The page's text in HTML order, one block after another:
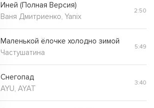
Иней (Полная Версия)
Ваня Дмитриенко, Yanix
2:50
Маленькой ёлочке холодно зимой
Частушатина
5:49
Снегопад
AYU, AYAT
3:40